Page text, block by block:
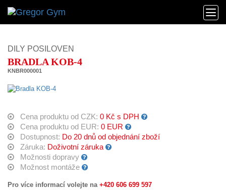
DILY POSILOVEN
BRADLA KOB-4
KNBR000001
Cena produktu od CZK: 0 Kč s DPH
Cena produktu od EUR: 0 EUR
Dostupnost: Do 20 dnů od objednání zboží
Záruka: Doživotní záruka
Možnosti dopravy
Možnost montáže
Pro více informací volejte na +420 606 699 597